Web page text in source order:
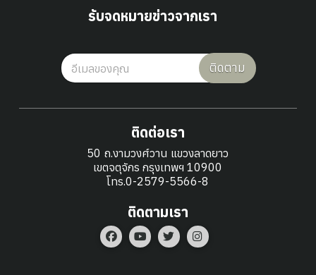
รับจดหมายข่าวจากเรา
ติดตาม
ติดต่อเรา
50 ถ.งามวงศ์วาน แขวงลาดยาว
เขตจตุจักร กรุงเทพฯ 10900
โทร.0-2579-5566-8
ติดตามเรา